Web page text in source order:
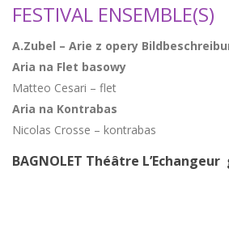
FESTIVAL ENSEMBLE(S)
A.Zubel – Arie z opery
Aria na Flet basowy
Matteo Cesari – flet
Aria na Kontrabas
Nicolas Crosse – kontrabas
BAGNOLET Théâtre L’Echangeur